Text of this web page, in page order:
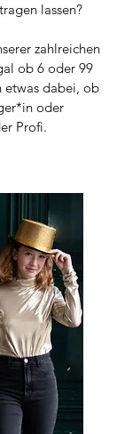
lassen?
zahlreichen
ob 6 oder 99
etwas dabei, ob
oder
Profi.